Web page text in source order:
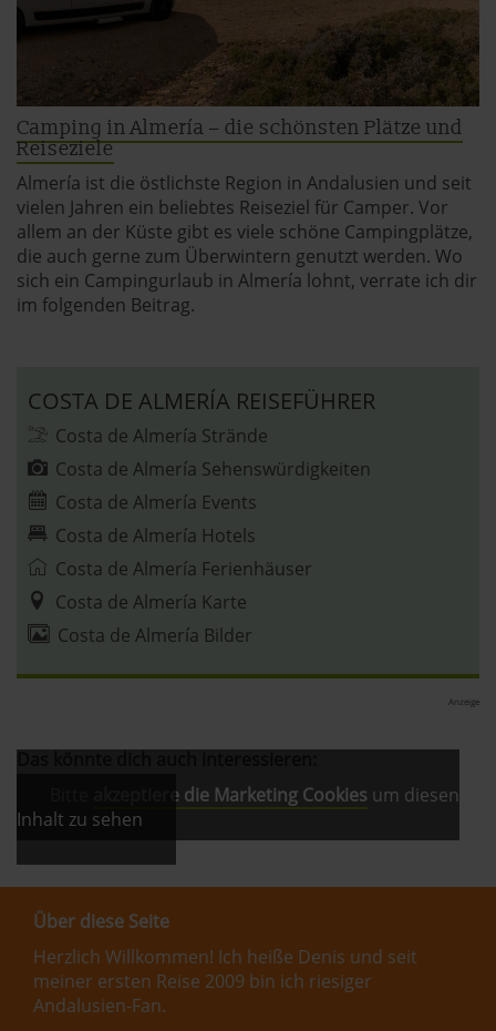
Camping in Almería – die schönsten Plätze und
Reiseziele
Almería ist die östlichste Region in Andalusien und seit
vielen Jahren ein beliebtes Reiseziel für Camper. Vor
allem an der Küste gibt es viele schöne Campingplätze,
die auch gerne zum Überwintern genutzt werden. Wo
sich ein Campingurlaub in Almería lohnt, verrate ich dir
im folgenden Beitrag.
COSTA DE ALMERÍA REISEFÜHRER
Costa de Almería Strände
Costa de Almería Sehenswürdigkeiten
Costa de Almería Events
Costa de Almería Hotels
Costa de Almería Ferienhäuser
Costa de Almería Karte
Costa de Almería Bilder
Anzeige
akzeptiere die Marketing Cookies um diesen
Inhalt zu sehen
Über diese Seite
Herzlich Willkommen! Ich heiße Denis und seit
meiner ersten Reise 2009 bin ich riesiger
Andalusien-Fan.